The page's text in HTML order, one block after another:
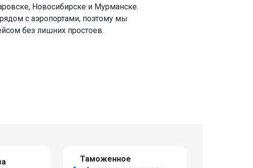
Новосибирске и Мурманске.
с аэропортами, поэтому мы
без лишних простоев.
Таможенное